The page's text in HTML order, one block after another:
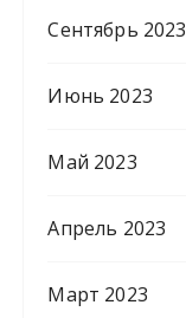
Сентябрь 2023
Июнь 2023
Май 2023
Апрель 2023
Март 2023